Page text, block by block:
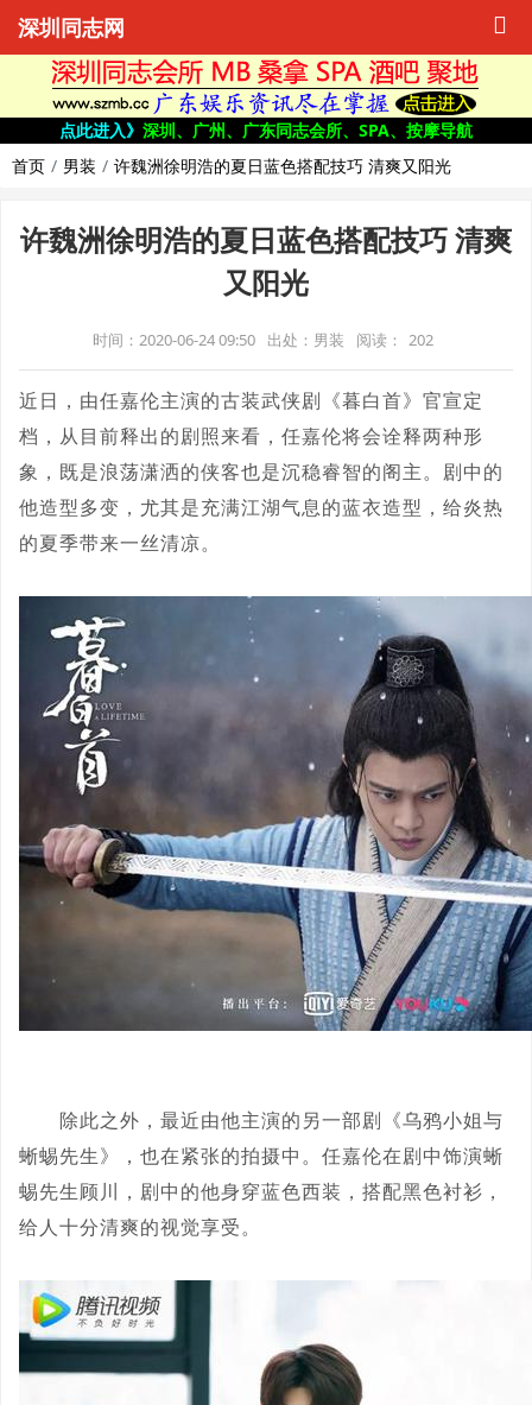
深圳同志网
点此进入》 深圳、广州、广东同志会所、SPA、按摩导航
首页
男装 许魏洲徐明浩的夏日蓝色搭配技巧 清爽又阳光
许魏洲徐明浩的夏日蓝色搭配技巧 清爽
又阳光
时间：2020-06-24 09:50 出处：男装 阅读： 202
近日，由任嘉伦主演的古装武侠剧《暮白首》官宣定
档，从目前释出的剧照来看，任嘉伦将会诠释两种形
象，既是浪荡潇洒的侠客也是沉稳睿智的阁主。剧中的
他造型多变，尤其是充满江湖气息的蓝衣造型，给炎热
的夏季带来一丝清凉。
除此之外，最近由他主演的另一部剧《乌鸦小姐与
蜥蜴先生》，也在紧张的拍摄中。任嘉伦在剧中饰演蜥
蜴先生顾川，剧中的他身穿蓝色西装，搭配黑色衬衫，
给人十分清爽的视觉享受。